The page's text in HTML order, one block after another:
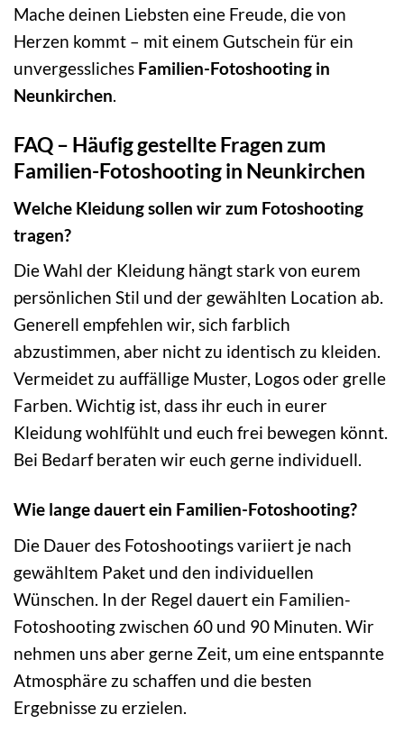
Mache deinen Liebsten eine Freude, die von
Herzen kommt – mit einem Gutschein für ein
unvergessliches Familien-Fotoshooting in
Neunkirchen.
FAQ – Häufig gestellte Fragen zum
Familien-Fotoshooting in Neunkirchen
Welche Kleidung sollen wir zum Fotoshooting
tragen?
Die Wahl der Kleidung hängt stark von eurem
persönlichen Stil und der gewählten Location ab.
Generell empfehlen wir, sich farblich
abzustimmen, aber nicht zu identisch zu kleiden.
Vermeidet zu auffällige Muster, Logos oder grelle
Farben. Wichtig ist, dass ihr euch in eurer
Kleidung wohlfühlt und euch frei bewegen könnt.
Bei Bedarf beraten wir euch gerne individuell.
Wie lange dauert ein Familien-Fotoshooting?
Die Dauer des Fotoshootings variiert je nach
gewähltem Paket und den individuellen
Wünschen. In der Regel dauert ein Familien-
Fotoshooting zwischen 60 und 90 Minuten. Wir
nehmen uns aber gerne Zeit, um eine entspannte
Atmosphäre zu schaffen und die besten
Ergebnisse zu erzielen.